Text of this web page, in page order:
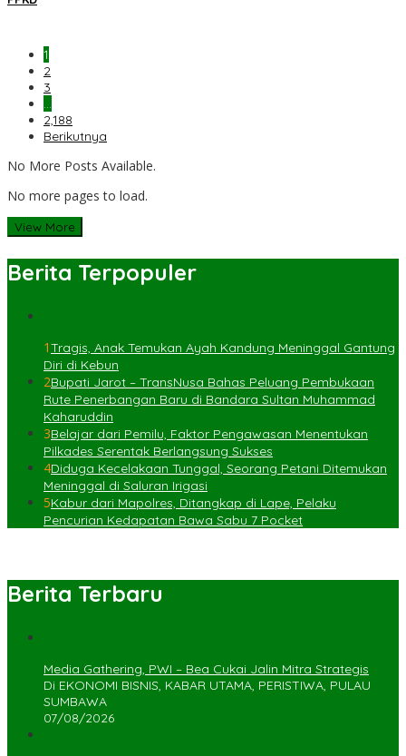
1
2
3
…
2,188
Berikutnya
No More Posts Available.
No more pages to load.
View More
Berita Terpopuler
1Tragis, Anak Temukan Ayah Kandung Meninggal Gantung
Diri di Kebun
2Bupati Jarot – TransNusa Bahas Peluang Pembukaan
Rute Penerbangan Baru di Bandara Sultan Muhammad
Kaharuddin
3Belajar dari Pemilu, Faktor Pengawasan Menentukan
Pilkades Serentak Berlangsung Sukses
4Diduga Kecelakaan Tunggal, Seorang Petani Ditemukan
Meninggal di Saluran Irigasi
5Kabur dari Mapolres, Ditangkap di Lape, Pelaku
Pencurian Kedapatan Bawa Sabu 7 Pocket
Berita Terbaru
Media Gathering, PWI – Bea Cukai Jalin Mitra Strategis
Di EKONOMI BISNIS, KABAR UTAMA, PERISTIWA, PULAU
SUMBAWA
07/08/2026